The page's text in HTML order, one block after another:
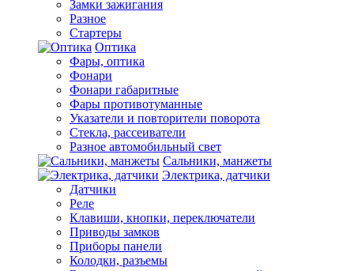
Замки зажигания
Разное
Стартеры
Оптика
Фары, оптика
Фонари
Фонари габаритные
Фары противотуманные
Указатели и повторители поворота
Стекла, рассеиватели
Разное автомобильный свет
Сальники, манжеты
Электрика, датчики
Датчики
Реле
Клавиши, кнопки, переключатели
Приводы замков
Приборы панели
Колодки, разъемы